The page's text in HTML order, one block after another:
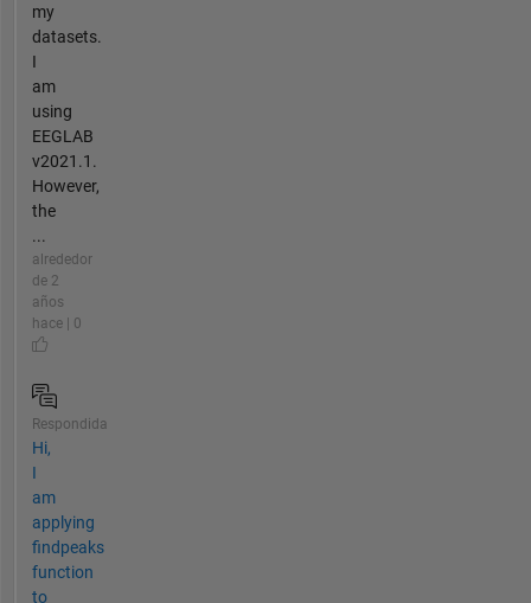
my
datasets.
I
am
using
EEGLAB
v2021.1.
However,
the
...
alrededor
de 2
años
hace | 0
Respondida
Hi,
I
am
applying
findpeaks
function
to